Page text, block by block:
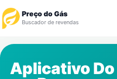
Preço do Gás
Buscador de revendas
Aplicativo Do